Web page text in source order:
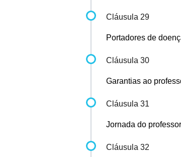
Cláusula 29
Portadores de
Cláusula 30
Garantias ao
Cláusula 31
Jornada do
Cláusula 32